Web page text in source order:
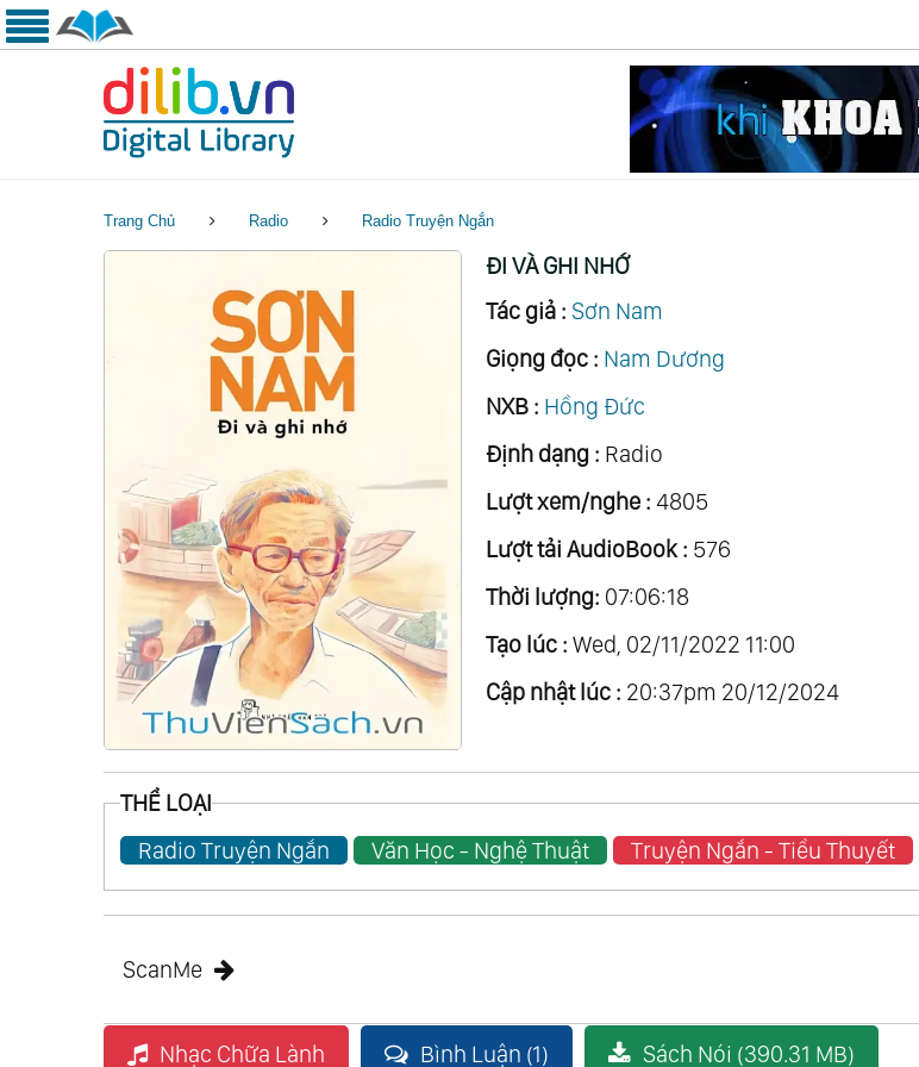
Trang Chủ Radio Radio Truyện Ngắn
ĐI VÀ GHI NHỚ
Tác giả : Sơn Nam
Giọng đọc : Nam Dương
NXB : Hồng Đức
Định dạng : Radio
Lượt xem/nghe : 4805
Lượt tải AudioBook : 576
Thời lượng: 07:06:18
Tạo lúc : Wed, 02/11/2022 11:00
Cập nhật lúc : 20:37pm 20/12/2024
THỂ LOẠI
Radio Truyện Ngắn
Văn Học - Nghệ Thuật Truyện Ngắn - Tiểu Thuyết
ScanMe
Nhạc Chữa Lành Bình Luận (1) Sách Nói (390.31 MB)